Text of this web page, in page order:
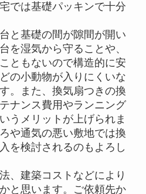
では基礎パッキンで十分
と基礎の間が隙間が開い
を湿気から守ることや、
ともないので構造的に安
の小動物が入りにくいな
。また、換気扇つきの換
ナンス費用やランニング
うメリットが上げられま
や通気の悪い敷地では換
を検討されるのもよろし
、建築コストなどにより
と思います。ご依頼先か